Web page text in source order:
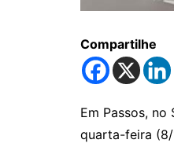
Compartilhe
Em Passos,
quarta-feira (8/